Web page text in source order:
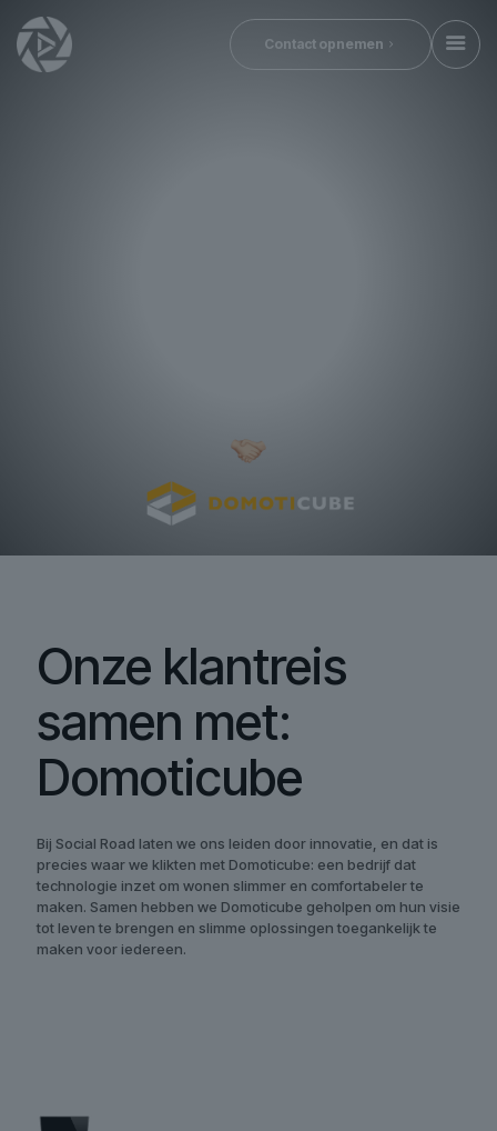
Contact opnemen
Onze klantreis
samen met:
Domoticube
Bij Social Road laten we ons leiden door innovatie, en dat is
precies waar we klikten met Domoticube: een bedrijf dat
technologie inzet om wonen slimmer en comfortabeler te
maken. Samen hebben we Domoticube geholpen om hun visie
tot leven te brengen en slimme oplossingen toegankelijk te
maken voor iedereen.